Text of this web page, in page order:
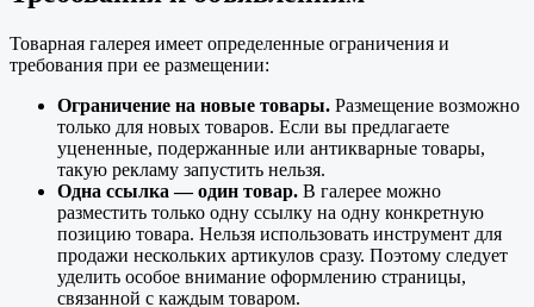
Товарная галерея имеет определенные ограничения и
требования при ее размещении:
Ограничение на новые товары. Размещение возможно
только для новых товаров. Если вы предлагаете
уцененные, подержанные или антикварные товары,
такую рекламу запустить нельзя.
Одна ссылка — один товар. В галерее можно
разместить только одну ссылку на одну конкретную
позицию товара. Нельзя использовать инструмент для
продажи нескольких артикулов сразу. Поэтому следует
уделить особое внимание оформлению страницы,
связанной с каждым товаром.